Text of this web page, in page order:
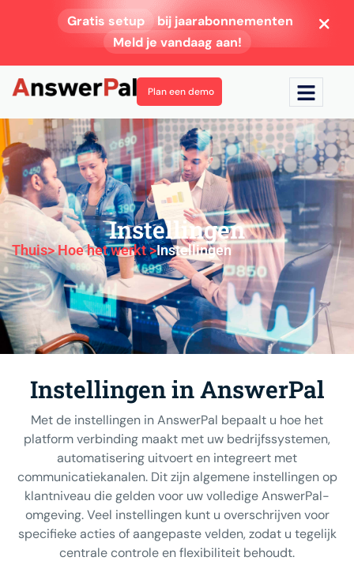
Gratis setup bij jaarabonnementen
Meld je vandaag aan!
Plan een demo
Instellingen
Thuis> Hoe het werkt >Instellingen
Instellingen in AnswerPal
Met de instellingen in AnswerPal bepaalt u hoe het
platform verbinding maakt met uw bedrijfssystemen,
automatisering uitvoert en integreert met
communicatiekanalen. Dit zijn algemene instellingen op
klantniveau die gelden voor uw volledige AnswerPal-
omgeving. Veel instellingen kunt u overschrijven voor
specifieke acties of aangepaste velden, zodat u tegelijk
centrale controle en flexibiliteit behoudt.